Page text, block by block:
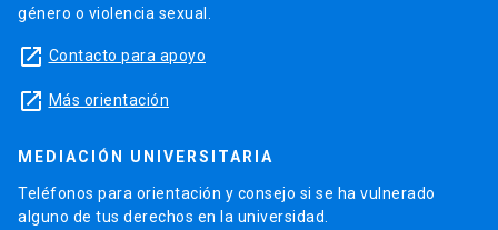
género o violencia sexual.
launch Contacto para apoyo
launch Más orientación
MEDIACIÓN UNIVERSITARIA
Teléfonos para orientación y consejo si se ha vulnerado
alguno de tus derechos en la universidad.